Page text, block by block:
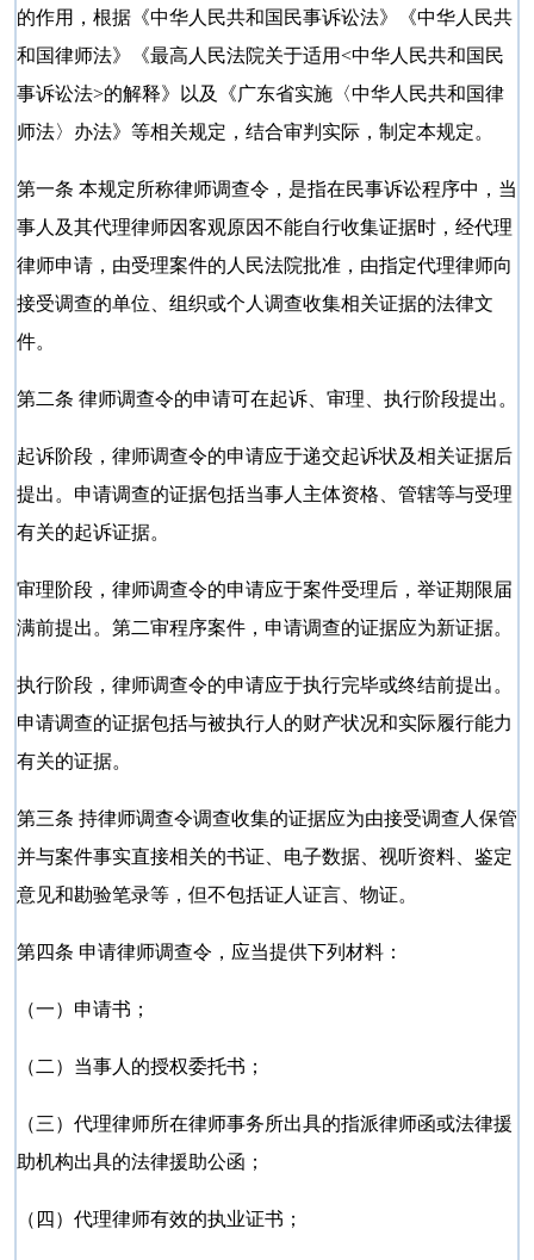
的作用，根据《中华人民共和国民事诉讼法》《中华人民共
和国律师法》《最高人民法院关于适用<中华人民共和国民
事诉讼法>的解释》以及《广东省实施〈中华人民共和国律
师法〉办法》等相关规定，结合审判实际，制定本规定。
第一条 本规定所称律师调查令，是指在民事诉讼程序中，当
事人及其代理律师因客观原因不能自行收集证据时，经代理
律师申请，由受理案件的人民法院批准，由指定代理律师向
接受调查的单位、组织或个人调查收集相关证据的法律文
件。
第二条 律师调查令的申请可在起诉、审理、执行阶段提出。
起诉阶段，律师调查令的申请应于递交起诉状及相关证据后
提出。申请调查的证据包括当事人主体资格、管辖等与受理
有关的起诉证据。
审理阶段，律师调查令的申请应于案件受理后，举证期限届
满前提出。第二审程序案件，申请调查的证据应为新证据。
执行阶段，律师调查令的申请应于执行完毕或终结前提出。
申请调查的证据包括与被执行人的财产状况和实际履行能力
有关的证据。
第三条 持律师调查令调查收集的证据应为由接受调查人保管
并与案件事实直接相关的书证、电子数据、视听资料、鉴定
意见和勘验笔录等，但不包括证人证言、物证。
第四条 申请律师调查令，应当提供下列材料：
（一）申请书；
（二）当事人的授权委托书；
（三）代理律师所在律师事务所出具的指派律师函或法律援
助机构出具的法律援助公函；
（四）代理律师有效的执业证书；